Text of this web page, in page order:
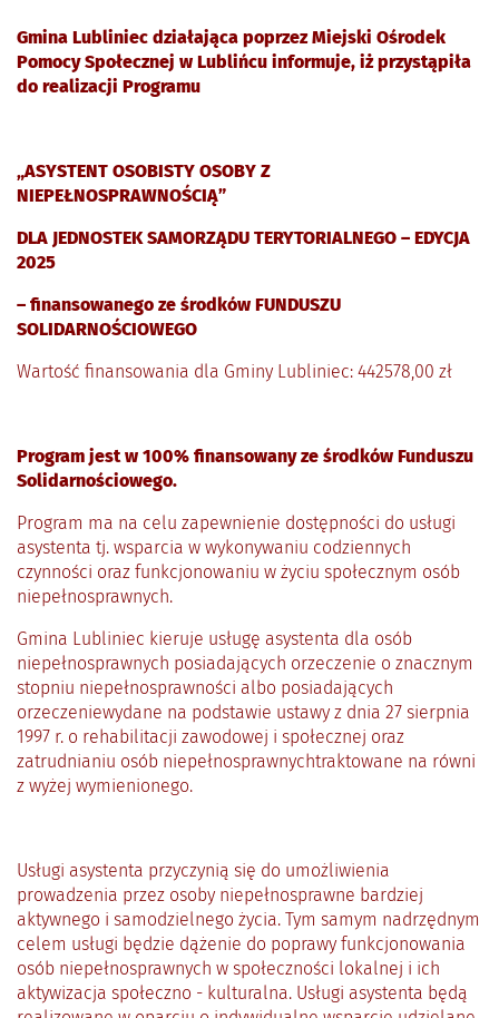
Gmina Lubliniec działająca poprzez Miejski Ośrodek
Pomocy Społecznej w Lublińcu informuje, iż przystąpiła
do realizacji Programu
„ASYSTENT OSOBISTY OSOBY Z
NIEPEŁNOSPRAWNOŚCIĄ”
DLA JEDNOSTEK SAMORZĄDU TERYTORIALNEGO – EDYCJA
2025
– finansowanego ze środków FUNDUSZU
SOLIDARNOŚCIOWEGO
Wartość finansowania dla Gminy Lubliniec: 442578,00 zł
Program jest w 100% finansowany ze środków Funduszu
Solidarnościowego.
Program ma na celu zapewnienie dostępności do usługi
asystenta tj. wsparcia w wykonywaniu codziennych
czynności oraz funkcjonowaniu w życiu społecznym osób
niepełnosprawnych.
Gmina Lubliniec kieruje usługę asystenta dla osób
niepełnosprawnych posiadających orzeczenie o znacznym
stopniu niepełnosprawności albo posiadających
orzeczeniewydane na podstawie ustawy z dnia 27 sierpnia
1997 r. o rehabilitacji zawodowej i społecznej oraz
zatrudnianiu osób niepełnosprawnychtraktowane na równi
z wyżej wymienionego.
Usługi asystenta przyczynią się do umożliwienia
prowadzenia przez osoby niepełnosprawne bardziej
aktywnego i samodzielnego życia. Tym samym nadrzędnym
celem usługi będzie dążenie do poprawy funkcjonowania
osób niepełnosprawnych w społeczności lokalnej i ich
aktywizacja społeczno - kulturalna. Usługi asystenta będą